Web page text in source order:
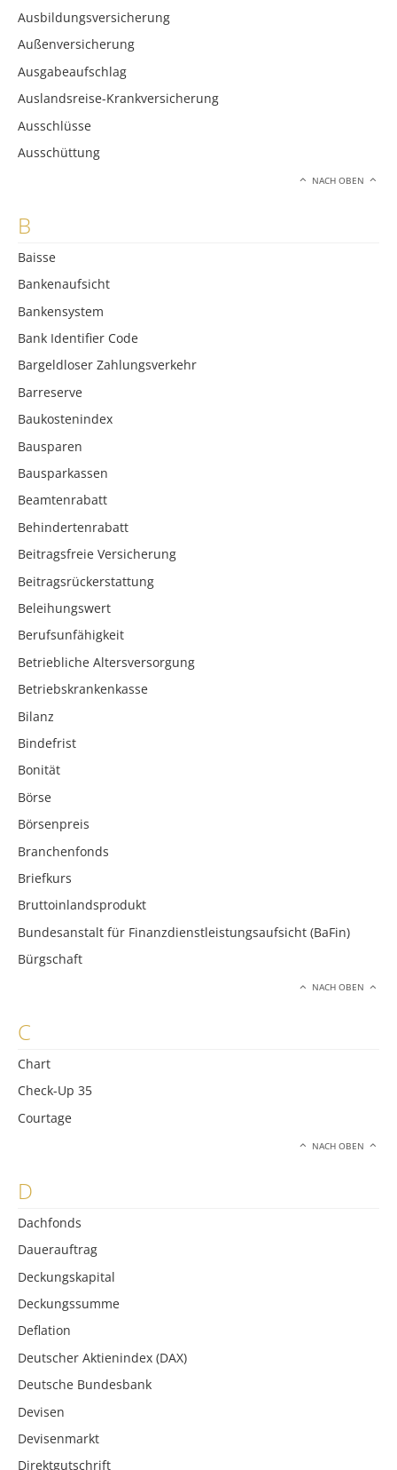
Ausbildungsversicherung
Außenversicherung
Ausgabeaufschlag
Auslandsreise-Krankversicherung
Ausschlüsse
Ausschüttung
NACH OBEN
B
Baisse
Bankenaufsicht
Bankensystem
Bank Identifier Code
Bargeldloser Zahlungsverkehr
Barreserve
Baukostenindex
Bausparen
Bausparkassen
Beamtenrabatt
Behindertenrabatt
Beitragsfreie Versicherung
Beitragsrückerstattung
Beleihungswert
Berufsunfähigkeit
Betriebliche Altersversorgung
Betriebskrankenkasse
Bilanz
Bindefrist
Bonität
Börse
Börsenpreis
Branchenfonds
Briefkurs
Bruttoinlandsprodukt
Bundesanstalt für Finanzdienstleistungsaufsicht (BaFin)
Bürgschaft
NACH OBEN
C
Chart
Check-Up 35
Courtage
NACH OBEN
D
Dachfonds
Dauerauftrag
Deckungskapital
Deckungssumme
Deflation
Deutscher Aktienindex (DAX)
Deutsche Bundesbank
Devisen
Devisenmarkt
Direktgutschrift